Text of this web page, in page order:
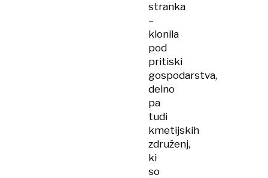
stranka
–
klonila
pod
pritiski
gospodarstva,
delno
pa
tudi
kmetijskih
združenj,
ki
so